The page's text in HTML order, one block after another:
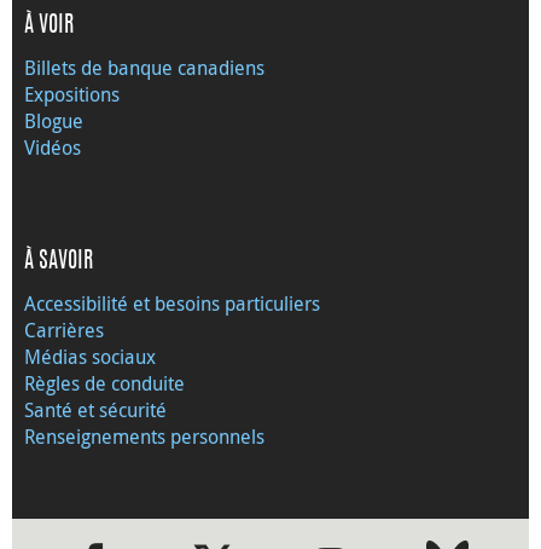
À VOIR
Billets de banque canadiens
Expositions
Blogue
Vidéos
À SAVOIR
Accessibilité et besoins particuliers
Carrières
Médias sociaux
Règles de conduite
Santé et sécurité
Renseignements personnels